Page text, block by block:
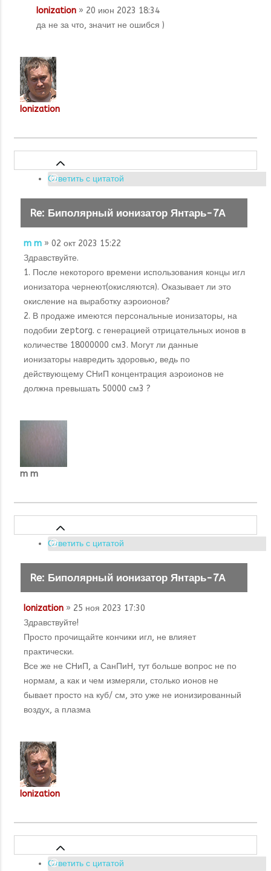
Ionization » 20 июн 2023 18:34
да не за что, значит не ошибся )
Ionization
Ответить с цитатой
Re: Биполярный ионизатор Янтарь-7А
m m » 02 окт 2023 15:22
Здравствуйте.
1. После некоторого времени использования концы игл
ионизатора чернеют(окисляются). Оказывает ли это
окисление на выработку аэроионов?
2. В продаже имеются персональные ионизаторы, на
подобии zeptorg. с генерацией отрицательных ионов в
количестве 18000000 см3. Могут ли данные
ионизаторы навредить здоровью, ведь по
действующему СНиП концентрация аэроионов не
должна превышать 50000 см3 ?
m m
Ответить с цитатой
Re: Биполярный ионизатор Янтарь-7А
Ionization » 25 ноя 2023 17:30
Здравствуйте!
Просто прочищайте кончики игл, не влияет
практически.
Все же не СНиП, а СанПиН, тут больше вопрос не по
нормам, а как и чем измеряли, столько ионов не
бывает просто на куб/ см, это уже не ионизированный
воздух, а плазма
Ionization
Ответить с цитатой